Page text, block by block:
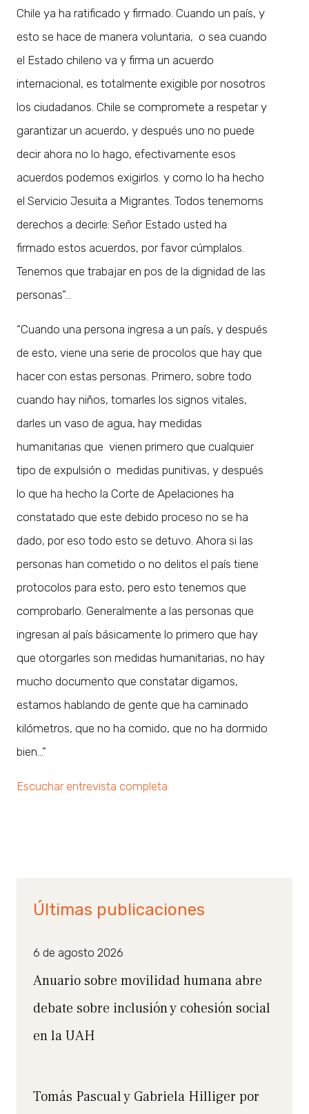
Chile ya ha ratificado y firmado. Cuando un país, y
esto se hace de manera voluntaria, o sea cuando
el Estado chileno va y firma un acuerdo
internacional, es totalmente exigible por nosotros
los ciudadanos. Chile se compromete a respetar y
garantizar un acuerdo, y después uno no puede
decir ahora no lo hago, efectivamente esos
acuerdos podemos exigirlos. y como lo ha hecho
el Servicio Jesuita a Migrantes. Todos tenemoms
derechos a decirle: Señor Estado usted ha
firmado estos acuerdos, por favor cúmplalos.
Tenemos que trabajar en pos de la dignidad de las
personas”…
“Cuando una persona ingresa a un país, y después
de esto, viene una serie de procolos que hay que
hacer con estas personas. Primero, sobre todo
cuando hay niños, tomarles los signos vitales,
darles un vaso de agua, hay medidas
humanitarias que vienen primero que cualquier
tipo de expulsión o medidas punitivas, y después
lo que ha hecho la Corte de Apelaciones ha
constatado que este debido proceso no se ha
dado, por eso todo esto se detuvo. Ahora si las
personas han cometido o no delitos el país tiene
protocolos para esto, pero esto tenemos que
comprobarlo. Generalmente a las personas que
ingresan al país básicamente lo primero que hay
que otorgarles son medidas humanitarias, no hay
mucho documento que constatar digamos,
estamos hablando de gente que ha caminado
kilómetros, que no ha comido, que no ha dormido
bien…”
Escuchar entrevista completa
Últimas publicaciones
6 de agosto 2026
Anuario sobre movilidad humana abre
debate sobre inclusión y cohesión social
en la UAH
Tomás Pascual y Gabriela Hilliger por